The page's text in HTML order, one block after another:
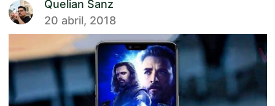
Quelian Sanz
20 abril, 2018